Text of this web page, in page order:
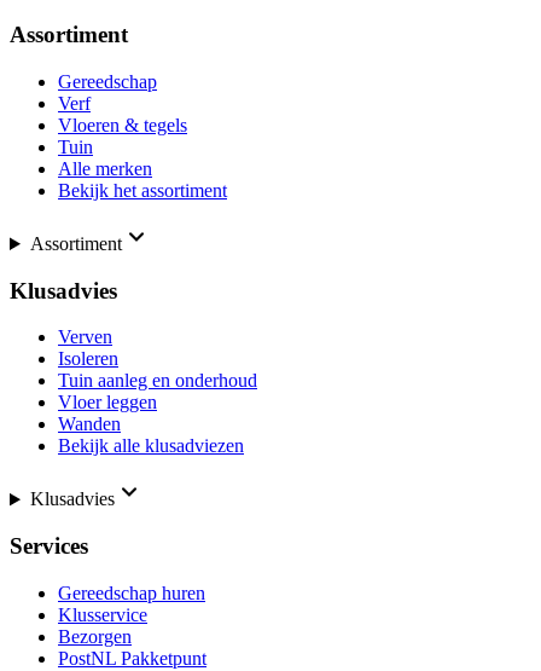
Assortiment
Gereedschap
Verf
Vloeren & tegels
Tuin
Alle merken
Bekijk het assortiment
Assortiment
Klusadvies
Verven
Isoleren
Tuin aanleg en onderhoud
Vloer leggen
Wanden
Bekijk alle klusadviezen
Klusadvies
Services
Gereedschap huren
Klusservice
Bezorgen
PostNL Pakketpunt